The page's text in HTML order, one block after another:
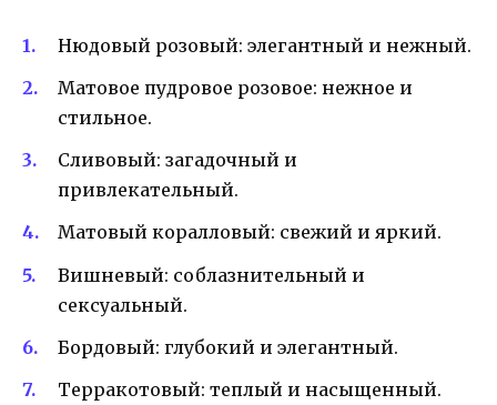
Нюдовый розовый: элегантный и нежный.
Матовое пудровое розовое: нежное и
стильное.
Сливовый: загадочный и
привлекательный.
Матовый коралловый: свежий и яркий.
Вишневый: соблазнительный и
сексуальный.
Бордовый: глубокий и элегантный.
Терракотовый: теплый и насыщенный.